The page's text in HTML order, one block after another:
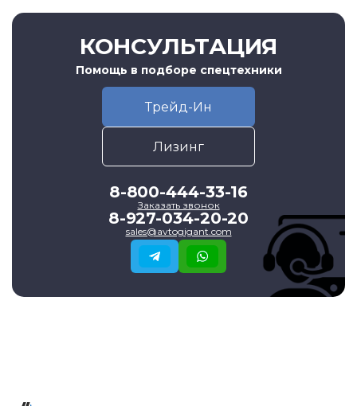
КОНСУЛЬТАЦИЯ
Помощь в подборе спецтехники
Трейд-Ин
Лизинг
8-800-444-33-16
Заказать звонок
8-927-034-20-20
sales@avtogigant.com